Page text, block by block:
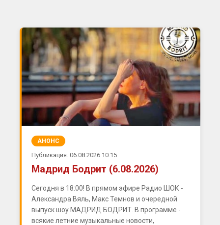
АНОНС
Публикация: 06.08.2026 10:15
Мадрид Бодрит (6.08.2026)
Сегодня в 18:00! В прямом эфире Радио ШОК -
Александра Вяль, Макс Темнов и очередной
выпуск шоу МАДРИД БОДРИТ. В программе -
всякие летние музыкальные новости,